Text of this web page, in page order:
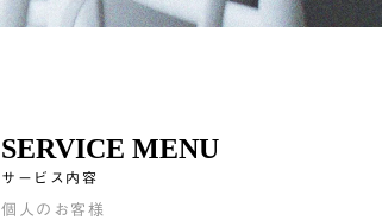
SERVICE MENU
サービス内容
個人のお客様